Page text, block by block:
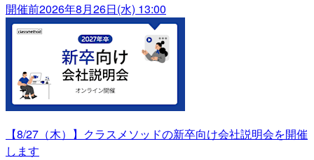
開催前2026年8月26日(水) 13:00
【8/27（木）】クラスメソッドの新卒向け会社説明会を開催
します